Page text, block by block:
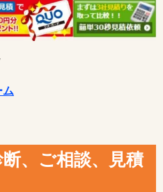
ム
、ご相談、見積